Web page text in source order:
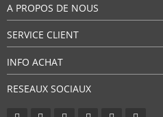
A PROPOS DE NOUS
SERVICE CLIENT
INFO ACHAT
RESEAUX SOCIAUX